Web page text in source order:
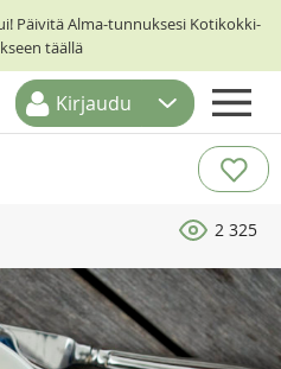
Päivitä Alma-tunnuksesi Kotikokki-
täällä
Kirjaudu
2 325